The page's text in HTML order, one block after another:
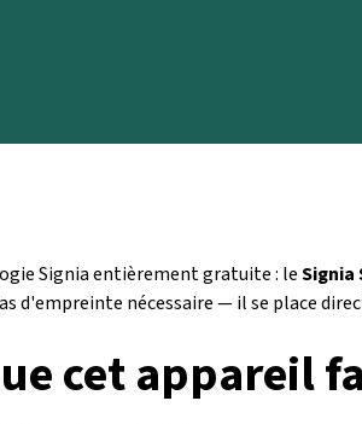
Signia entièrement gratuite : leSignia
d'empreinte nécessaire — il se place
cet appareil